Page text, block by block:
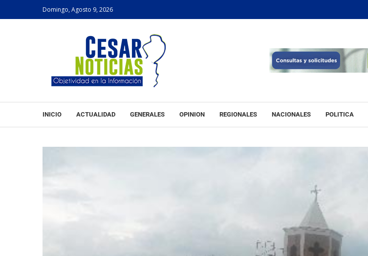
Domingo, Agosto 9, 2026
INICIO ACTUALIDAD GENERALES OPINION REGIONALES NACIONALES POLITICA